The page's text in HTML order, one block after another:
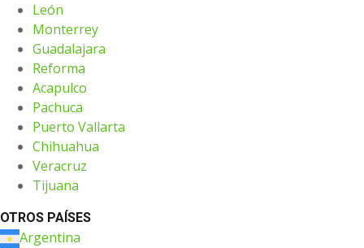
León
Monterrey
Guadalajara
Reforma
Acapulco
Pachuca
Puerto Vallarta
Chihuahua
Veracruz
Tijuana
OTROS PAÍSES
Argentina